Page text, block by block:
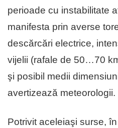
perioade cu instabilitate
manifesta prin averse
descărcări electrice,
vijelii (rafale de 50…70
şi posibil medii
avertizează meteorologii.
Potrivit aceleiaşi surse,